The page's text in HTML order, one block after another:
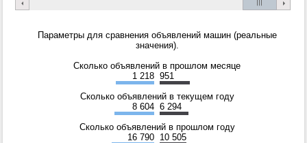
Параметры для сравнения объявлений машин (реальные
значения).
Сколько объявлений в прошлом месяце
1 218 951
Сколько объявлений в текущем году
8 604 6 294
Сколько объявлений в прошлом году
16 790 10 505